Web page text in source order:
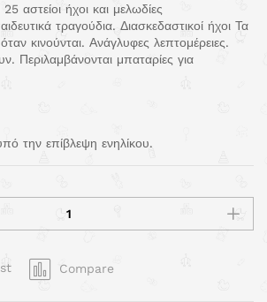
25 αστείοι ήχοι και μελωδίες
τραγούδια. Διασκεδαστικοί ήχοι Τα
κινούνται. Ανάγλυφες λεπτομέρειες.
Περιλαμβάνονται μπαταρίες για
την επίβλεψη ενηλίκου.
Compare